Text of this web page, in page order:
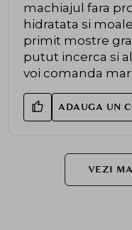
machiajul fara
hidratata si
primit mostre
putut incerca si
voi comanda
ADAUGA UN
VEZI